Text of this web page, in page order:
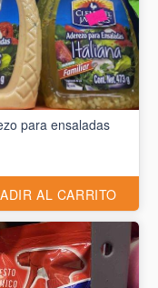
para ensaladas
AL CARRITO